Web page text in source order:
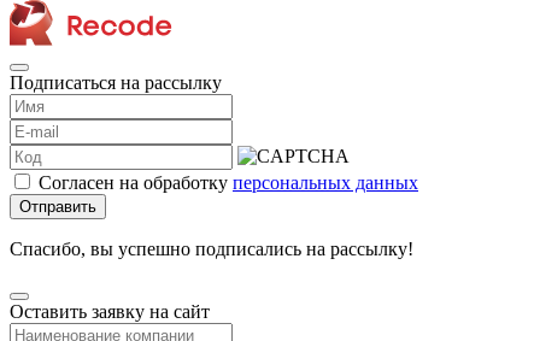
Подписаться на рассылку
Согласен на обработку персональных данных
Отправить
Спасибо, вы успешно подписались на рассылку!
Оставить заявку на сайт